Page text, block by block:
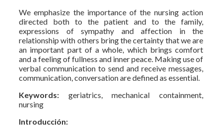
We emphasize the importance of the nursing action
directed both to the patient and to the family,
expressions of sympathy and affection in the
relationship with others bring the certainty that we are
an important part of a whole, which brings comfort
and a feeling of fullness and inner peace. Making use of
verbal communication to send and receive messages,
communication, conversation are defined as essential.
Keywords: geriatrics, mechanical containment,
nursing
Introducción: